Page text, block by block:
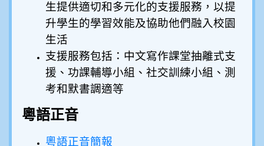
生提供適切和多元化的支援服務，以提
升學生的學習效能及協助他們融入校園
生活
支援服務包括：中文寫作課堂抽離式支
援、功課輔導小組、社交訓練小組、測
考和默書調適等
粵語正音
粵語正音簡報